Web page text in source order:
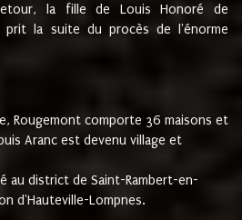
la fille de Louis Honoré de
prit la suite du procès de l'énorme
Rougemont comporte 36 maisons et
Aranc est devenu village et
au district de Saint-Rambert-en-
d'Hauteville-Lompnes.